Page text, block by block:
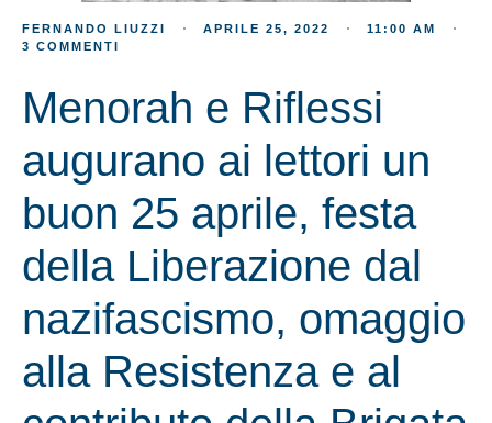
FERNANDO LIUZZI APRILE 25, 2022
11:00 AM
3 COMMENTI
Menorah e Riflessi
augurano ai lettori un
buon 25 aprile, festa
della Liberazione dal
nazifascismo, omaggio
alla Resistenza e al